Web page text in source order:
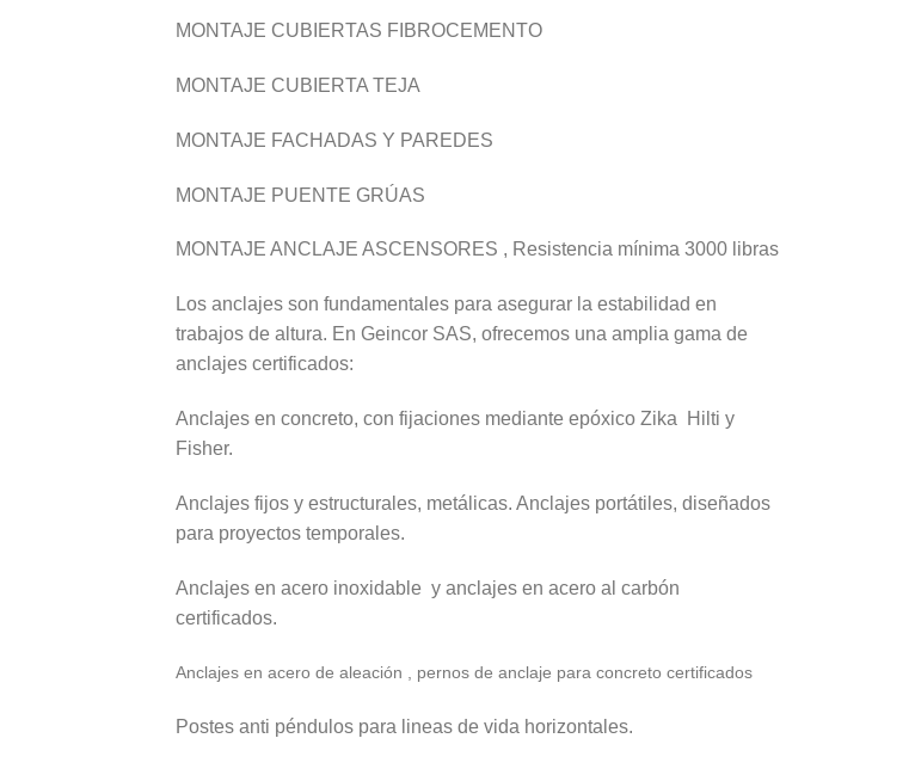
MONTAJE CUBIERTAS FIBROCEMENTO
MONTAJE CUBIERTA TEJA
MONTAJE FACHADAS Y PAREDES
MONTAJE PUENTE GRÚAS
MONTAJE ANCLAJE ASCENSORES , Resistencia mínima 3000 libras
Los anclajes son fundamentales para asegurar la estabilidad en
trabajos de altura. En Geincor SAS, ofrecemos una amplia gama de
anclajes certificados:
Anclajes en concreto, con fijaciones mediante epóxico Zika Hilti y
Fisher.
Anclajes fijos y estructurales, metálicas. Anclajes portátiles, diseñados
para proyectos temporales.
Anclajes en acero inoxidable y anclajes en acero al carbón
certificados.
Anclajes en acero de aleación , pernos de anclaje para concreto certificados
Postes anti péndulos para lineas de vida horizontales.